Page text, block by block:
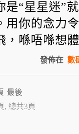
是“星星迷”
用你的念力
， 喺唔喺想
發佈在 數
最後
, 總共3頁